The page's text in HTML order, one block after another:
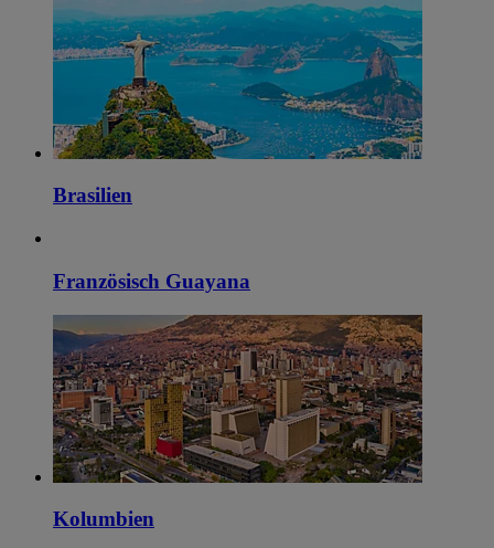
Brasilien
Französisch Guayana
Kolumbien